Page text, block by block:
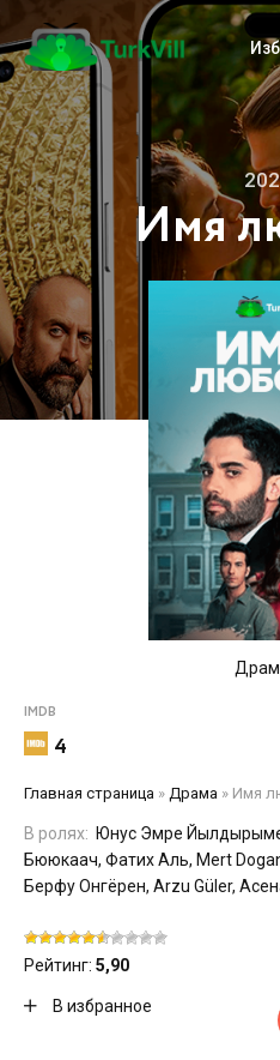
Имя
IMDB
4
Главная страница » Драма » Имя
В ролях: Юнус Эмре
Бююкаач, Фатих Аль, Mert
Берфу Онгёрен, Arzu Güler,
Рейтинг: 5,90
В избранное